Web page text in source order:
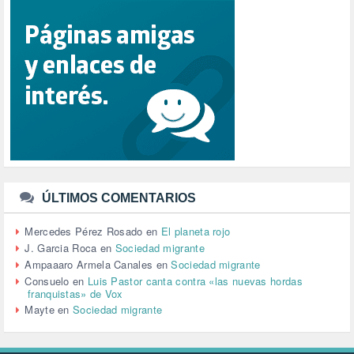
RELIGIÓN (114)
REPUBLICA (1)
SALUD (108)
SENSIBILIZACIÓN (576)
SINDICATOS (12)
TTIP (6)
URBANISMO (1)
URBANIZACIÓN (1)
VEJEZ (1)
VENEZUELA (3)
VENEZULA (1)
VIAJES (1)
VIOLENCIA (2)
VIOLENCIA DE GÉNERO (223)
VIVIENDA (9)
VOLODIMIR ZELENSKY (1)
ÚLTIMOS COMENTARIOS
Mercedes Pérez Rosado en El planeta rojo
J. Garcia Roca en Sociedad migrante
Ampaaaro Armela Canales enSociedad migrante
Consuelo en Luis Pastor canta contra «las nuevas hordas
franquistas» de Vox
MayteenSociedad migrante